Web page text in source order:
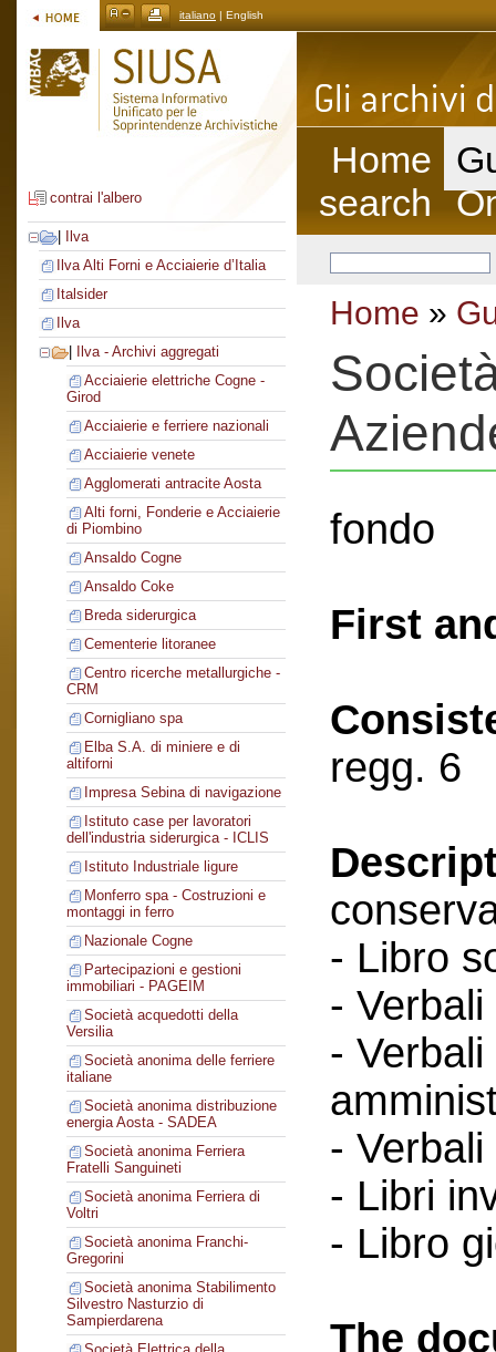
italiano | English
contrai l'albero
Ilva
Ilva Alti Forni e Acciaierie d’Italia
Italsider
Ilva
Ilva - Archivi aggregati
Acciaierie elettriche Cogne -
Girod
Acciaierie e ferriere nazionali
Acciaierie venete
Agglomerati antracite Aosta
Alti forni, Fonderie e Acciaierie
di Piombino
Ansaldo Cogne
Ansaldo Coke
Breda siderurgica
Cementerie litoranee
Centro ricerche metallurgiche -
CRM
Cornigliano spa
Elba S.A. di miniere e di
altiforni
Impresa Sebina di navigazione
Istituto case per lavoratori
dell'industria siderurgica - ICLIS
Istituto Industriale ligure
Monferro spa - Costruzioni e
montaggi in ferro
Nazionale Cogne
Partecipazioni e gestioni
immobiliari - PAGEIM
Società acquedotti della
Versilia
Società anonima delle ferriere
italiane
Società anonima distribuzione
energia Aosta - SADEA
Società anonima Ferriera
Fratelli Sanguineti
Società anonima Ferriera di
Voltri
Società anonima Franchi-
Gregorini
Società anonima Stabilimento
Silvestro Nasturzio di
Sampierdarena
Home
search
Home »
fondo
First
regg. 6
- Libro
-
-
-
- Libri
- Libro
The